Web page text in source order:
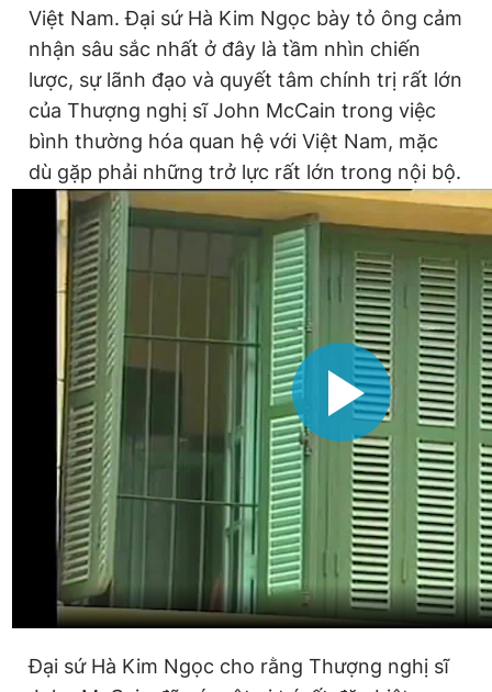
Việt Nam. Đại sứ Hà Kim Ngọc bày tỏ ông cảm
nhận sâu sắc nhất ở đây là tầm nhìn chiến
lược, sự lãnh đạo và quyết tâm chính trị rất lớn
của Thượng nghị sĩ John McCain trong việc
bình thường hóa quan hệ với Việt Nam, mặc
dù gặp phải những trở lực rất lớn trong nội bộ.
Đại sứ Hà Kim Ngọc cho rằng Thượng nghị sĩ